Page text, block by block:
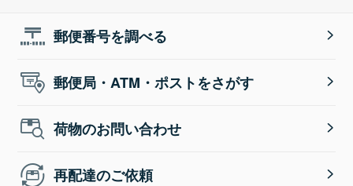
郵便番号を調べる
郵便局・ATM・ポストをさがす
荷物のお問い合わせ
再配達のご依頼